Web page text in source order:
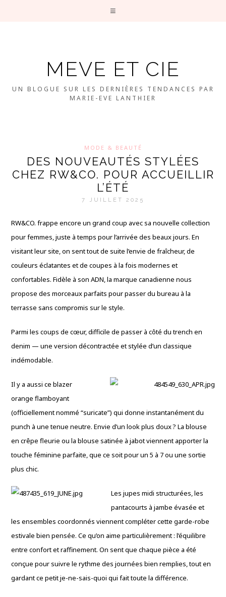
MEVE ET CIE
UN BLOGUE SUR LES DERNIÈRES TENDANCES PAR
MARIE-EVE LANTHIER
MODE & BEAUTÉ
DES NOUVEAUTÉS STYLÉES
CHEZ RW&CO. POUR ACCUEILLIR
L’ÉTÉ
7 JUILLET 2025
RW&CO. frappe encore un grand coup avec sa nouvelle collection
pour femmes, juste à temps pour l’arrivée des beaux jours. En
visitant leur site, on sent tout de suite l’envie de fraîcheur, de
couleurs éclatantes et de coupes à la fois modernes et
confortables. Fidèle à son ADN, la marque canadienne nous
propose des morceaux parfaits pour passer du bureau à la
terrasse sans compromis sur le style.
Parmi les coups de cœur, difficile de passer à côté du trench en
denim — une version décontractée et stylée d’un classique
indémodable.
Il y a aussi ce blazer
orange flamboyant
(officiellement nommé “suricate”) qui donne instantanément du
punch à une tenue neutre. Envie d’un look plus doux ? La blouse
en crêpe fleurie ou la blouse satinée à jabot viennent apporter la
touche féminine parfaite, que ce soit pour un 5 à 7 ou une sortie
plus chic.
Les jupes midi structurées, les
pantacourts à jambe évasée et
les ensembles coordonnés viennent compléter cette garde-robe
estivale bien pensée. Ce qu’on aime particulièrement : l’équilibre
entre confort et raffinement. On sent que chaque pièce a été
conçue pour suivre le rythme des journées bien remplies, tout en
gardant ce petit je-ne-sais-quoi qui fait toute la différence.